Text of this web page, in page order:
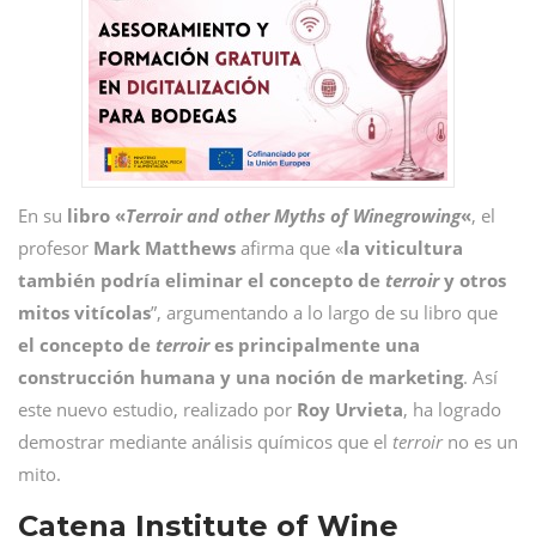
En su libro «Terroir and other Myths of Winegrowing«, el
profesor Mark Matthews afirma que «la viticultura
también podría eliminar el concepto de terroiry otros
mitos vitícolas”, argumentando a lo largo de su libro que
el concepto de terroires principalmente una
construcción humana y una noción de marketing. Así
este nuevo estudio, realizado por Roy Urvieta, ha logrado
demostrar mediante análisis químicos que el terroir no es un
mito.
Catena Institute of Wine